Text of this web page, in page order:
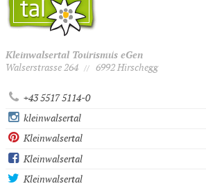
Kleinwalsertal Tourismus eGen
Walserstrasse 264
// 6992 Hirschegg
+43 5517 5114-0
kleinwalsertal
Kleinwalsertal
Kleinwalsertal
Kleinwalsertal